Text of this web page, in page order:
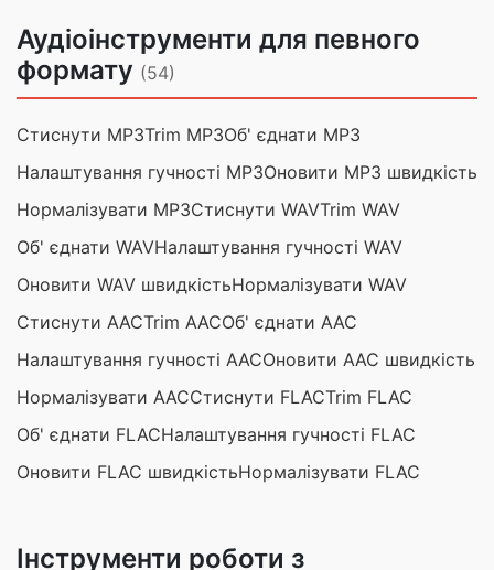
Аудіоінструменти для певного
формату (54)
Стиснути MP3Trim MP3Об' єднати MP3
Налаштування гучності MP3Оновити MP3 швидкість
Нормалізувати MP3Стиснути WAVTrim WAV
Об' єднати WAVНалаштування гучності WAV
Оновити WAV швидкістьНормалізувати WAV
Стиснути AACTrim AACОб' єднати AAC
Налаштування гучності AACОновити AAC швидкість
Нормалізувати AACСтиснути FLACTrim FLAC
Об' єднати FLACНалаштування гучності FLAC
Оновити FLAC швидкістьНормалізувати FLAC
Інструменти роботи з